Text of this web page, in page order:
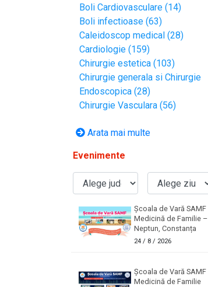
Boli Cardiovasculare (14)
Boli infectioase (63)
Caleidoscop medical (28)
Cardiologie (159)
Chirurgie estetica (103)
Chirurgie generala si Chirurgie
Endoscopica (28)
Chirurgie Vasculara (56)
Arata mai multe
Evenimente
Școala de Vară SAMF
Medicină de Familie –
Neptun, Constanța
24/ 8 / 2026
Școala de Vară SAMF
Medicină de Familie